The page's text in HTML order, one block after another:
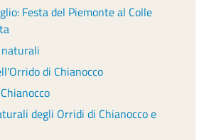
Festa del Piemonte al Colle
di Chianocco
degli Orridi di Chianocco e